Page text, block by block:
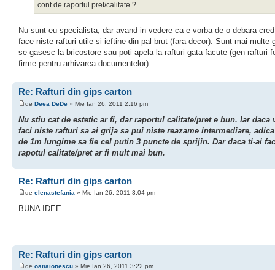
cont de raportul pret/calitate ?
Nu sunt eu specialista, dar avand in vedere ca e vorba de o debara
face niste rafturi utile si ieftine din pal brut (fara decor). Sunt mai multe
se gasesc la bricostore sau poti apela la rafturi gata facute (gen rafturi
firme pentru arhivarea documentelor)
Re: Rafturi din gips carton
de Deea DeDe » Mie Ian 26, 2011 2:16 pm
Nu stiu cat de estetic ar fi, dar raportul calitate/pret e bun. Iar daca
faci niste rafturi sa ai grija sa pui niste reazame intermediare,
de 1m lungime sa fie cel putin 3 puncte de sprijin. Dar daca ti-ai
rapotul calitate/pret ar fi mult mai bun.
Re: Rafturi din gips carton
de elenastefania » Mie Ian 26, 2011 3:04 pm
BUNA IDEE
Re: Rafturi din gips carton
de oanaionescu » Mie Ian 26, 2011 3:22 pm